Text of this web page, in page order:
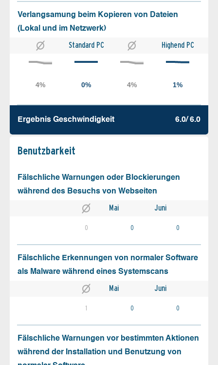
Verlangsamung beim Kopieren von Dateien
(Lokal und im Netzwerk)
Standard PC Highend PC
Ergebnis Geschw­indigkeit 6.0/ 6.0
Benutz­barkeit
Fälschliche Warnungen oder Blockierungen
während des Besuchs von Webseiten
Mai Juni
0 0 0
Fälschliche Erkennungen von normaler Software
als Malware während eines Systemscans
Mai Juni
1 0 0
Fälschliche Warnungen vor bestimmten Aktionen
während der Installation und Benutzung von